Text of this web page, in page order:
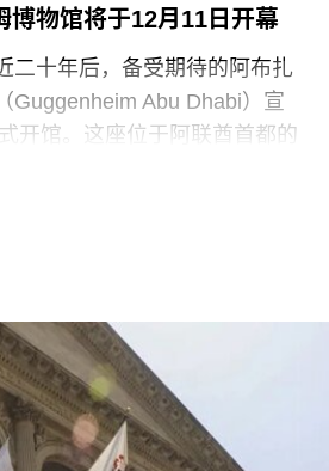
张，部分费用源于馆方自行决
，而非抗议行为本身造成的损
未获法院采纳。
博物馆将于12月11日开幕
二十年后，备受期待的阿布扎
Guggenheim Abu Dhabi）宣
开馆。这座位于阿联酋首都的
Gehry）设计，也是所罗门
物馆占地逾80万平方英尺，将
规模最大的分馆，内设30个展
12.5万平方英尺。建筑外观由
非传统方式组合而成，表面覆